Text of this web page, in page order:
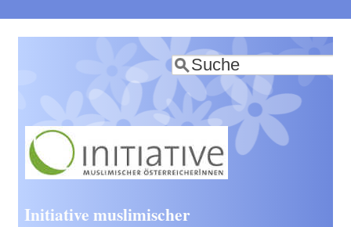
zum
Inhalt
Suche
Initiative muslimischer